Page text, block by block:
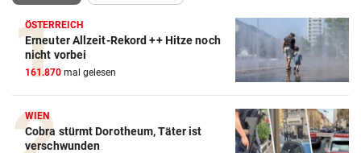
ÖSTERREICH
Erneuter Allzeit-Rekord ++ Hitze noch
nicht vorbei
161.870 mal gelesen
WIEN
Cobra stürmt Dorotheum, Täter ist
verschwunden